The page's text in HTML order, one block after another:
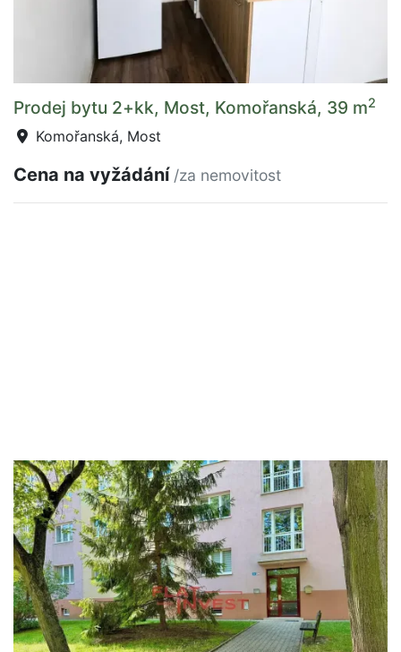
Prodej bytu 2+kk, Most, Komořanská, 39 m2
Komořanská, Most
Cena na vyžádání /za nemovitost